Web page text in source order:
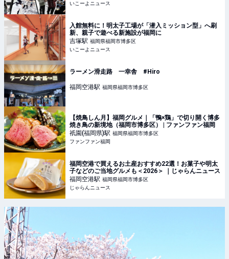
いこーよニュース
入館無料に！明太子工場が「潜入ミッション型」へ刷
新、親子で遊べる新施設が福岡に
吉塚駅 福岡県福岡市博多区
いこーよニュース
ラーメン滑走路 一幸舎 #Hiro
福岡空港駅 福岡県福岡市博多区
【焼鳥しん月】福岡グルメ｜「鴨×鶏」で切り開く博多
焼き鳥の新境地（福岡市博多区） | ファンファン福岡
祇園(福岡県)駅 福岡県福岡市博多区
ファンファン福岡
福岡空港で買えるお土産おすすめ22選！お菓子や明太
子などのご当地グルメも＜2026＞ ｜じゃらんニュース
福岡空港駅 福岡県福岡市博多区
じゃらんニュース